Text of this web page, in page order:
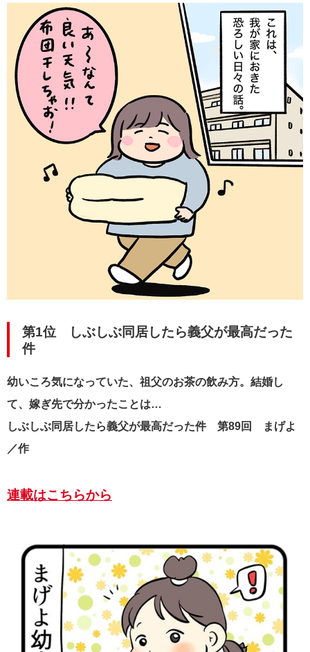
第1位 しぶしぶ同居したら義父が最高だった
件
幼いころ気になっていた、祖父のお茶の飲み方。結婚し
て、嫁ぎ先で分かったことは…
しぶしぶ同居したら義父が最高だった件 第89回 まげよ
／作
連載はこちらから